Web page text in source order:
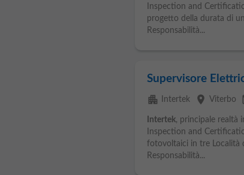
Inspection and
progetto della durata di
Responsabilità...
Supervisore
apartment Intertek place Viterbo
Intertek, principale realtà
Inspection and
fotovoltaici in tre Località
Responsabilità...